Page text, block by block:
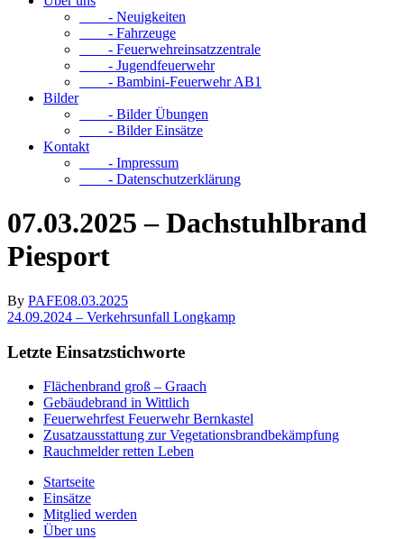
- Neuigkeiten
- Fahrzeuge
- Feuerwehreinsatzzentrale
- Jugendfeuerwehr
- Bambini-Feuerwehr AB1
Bilder
- Bilder Übungen
- Bilder Einsätze
Kontakt
- Impressum
- Datenschutzerklärung
07.03.2025 – Dachstuhlbrand
Piesport
By PAFE08.03.2025
24.09.2024 – Verkehrsunfall Longkamp
Letzte Einsatzstichworte
Flächenbrand groß – Graach
Gebäudebrand in Wittlich
Feuerwehrfest Feuerwehr Bernkastel
Zusatzausstattung zur Vegetationsbrandbekämpfung
Rauchmelder retten Leben
Startseite
Einsätze
Mitglied werden
Über uns